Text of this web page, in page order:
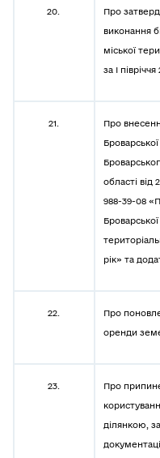
20.
Про
виконання
міської
за І
21.
Про
області від
988-39-08
Броварської
рік» та
22.
Про
оренди
23.
Про
ділянкою,